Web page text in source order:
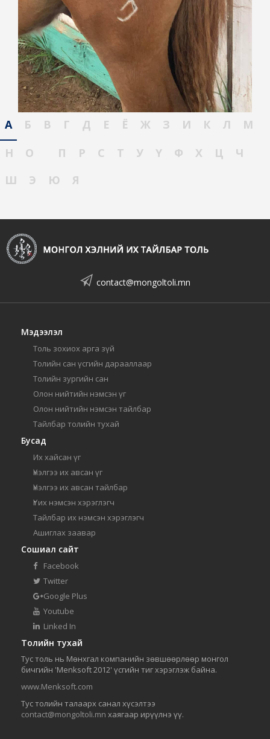
А Б В Г Д Е Ё Ж З И К Л
М
Н
О П Р С Т У Ү Ф Х Ц
Ч
Ш
Э Ю Я
contact@mongoltoli.mn
Мэдээлэл
Толь зохиох арга зүй
Толийн сан үсгийн дарааллаар
Толийн зургийн сан
Олон нийтийн нэмсэн үг
Олон нийтийн нэмсэн тайлбар
Тайлбар толийн тухай
Бусад
Их хайсан үг
Үнэлгээ их авсан үг
Үнэлгээ их авсан тайлбар
Үг их нэмсэн хэрэглэгч
Тайлбар их нэмсэн хэрэглэгч
Ашиглах заавар
Сошиал сайт
Facebook
Twitter
Google Plus
Youtube
Linked In
Толийн тухай
Тус толь нь Мөнхгал компанийн зөвшөөрлөөр монгол
бичгийн 'Menksoft 2012' үсгийн тиг хэрэглэж байна.
www.Menksoft.com
Тус толийн талаарх санал хүсэлтээ
contact@mongoltoli.mn хаягаар ирүүлнэ үү.